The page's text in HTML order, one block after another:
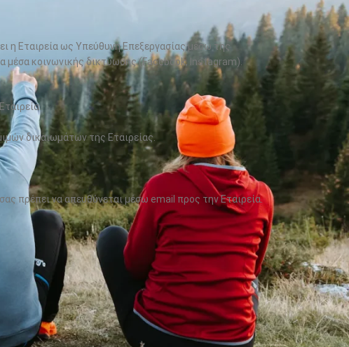
Εταιρεία ως Υπεύθυνη Επεξεργασίας μέσω της
κοινωνικής δικτύωσης (Facebook, Instagram).
δικαιωμάτων της Εταιρείας.
πρέπει να απευθύνεται μέσω email προς την Εταιρεία.